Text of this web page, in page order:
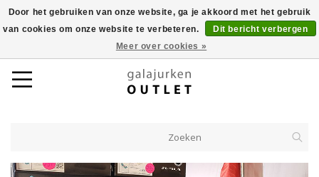
Door het gebruiken van onze website, ga je akkoord met het gebruik
van cookies om onze website te verbeteren.
Dit bericht verbergen
Meer over cookies »